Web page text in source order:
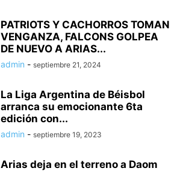
PATRIOTS Y CACHORROS TOMAN
VENGANZA, FALCONS GOLPEA
DE NUEVO A ARIAS...
admin - septiembre 21, 2024
La Liga Argentina de Béisbol
arranca su emocionante 6ta
edición con...
admin - septiembre 19, 2023
Arias deja en el terreno a Daom